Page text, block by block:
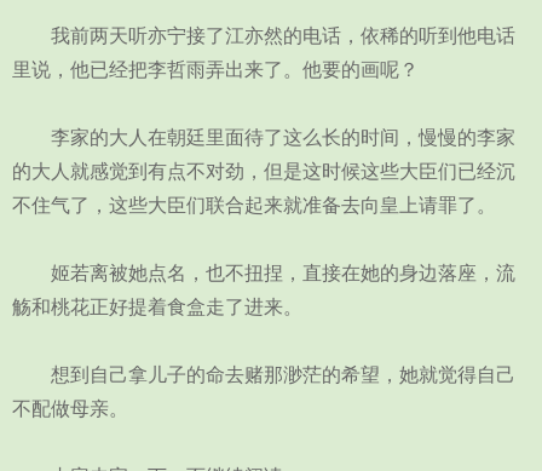
我前两天听亦宁接了江亦然的电话，依稀的听到他电话
里说，他已经把李哲雨弄出来了。他要的画呢？
李家的大人在朝廷里面待了这么长的时间，慢慢的李家
的大人就感觉到有点不对劲，但是这时候这些大臣们已经沉
不住气了，这些大臣们联合起来就准备去向皇上请罪了。
姬若离被她点名，也不扭捏，直接在她的身边落座，流
觞和桃花正好提着食盒走了进来。
想到自己拿儿子的命去赌那渺茫的希望，她就觉得自己
不配做母亲。